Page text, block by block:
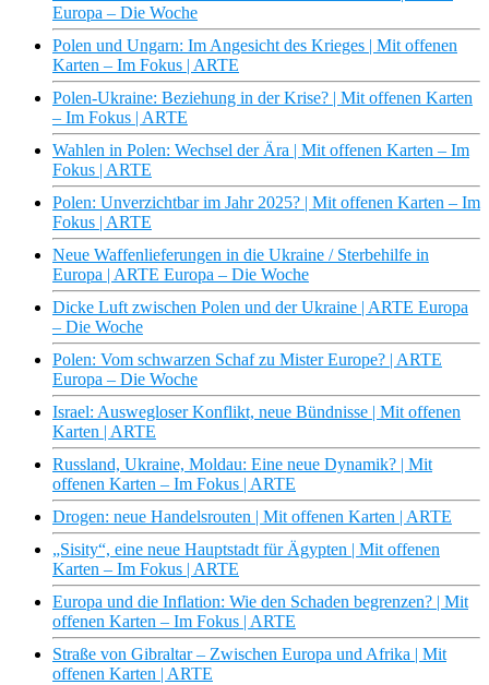
Europa – Die Woche
Polen und Ungarn: Im Angesicht des Krieges | Mit offenen
Karten – Im Fokus | ARTE
Polen-Ukraine: Beziehung in der Krise? | Mit offenen Karten
– Im Fokus | ARTE
Wahlen in Polen: Wechsel der Ära | Mit offenen Karten – Im
Fokus | ARTE
Polen: Unverzichtbar im Jahr 2025? | Mit offenen Karten – Im
Fokus | ARTE
Neue Waffenlieferungen in die Ukraine / Sterbehilfe in
Europa | ARTE Europa – Die Woche
Dicke Luft zwischen Polen und der Ukraine | ARTE Europa
– Die Woche
Polen: Vom schwarzen Schaf zu Mister Europe? | ARTE
Europa – Die Woche
Israel: Auswegloser Konflikt, neue Bündnisse | Mit offenen
Karten | ARTE
Russland, Ukraine, Moldau: Eine neue Dynamik? | Mit
offenen Karten – Im Fokus | ARTE
Drogen: neue Handelsrouten | Mit offenen Karten | ARTE
„Sisity“, eine neue Hauptstadt für Ägypten | Mit offenen
Karten – Im Fokus | ARTE
Europa und die Inflation: Wie den Schaden begrenzen? | Mit
offenen Karten – Im Fokus | ARTE
Straße von Gibraltar – Zwischen Europa und Afrika | Mit
offenen Karten | ARTE